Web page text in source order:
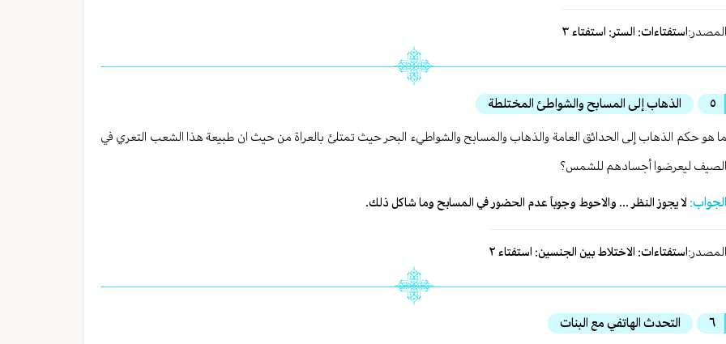
المصدر:استفتاءات: الستر: استفتاء ٣
٥ الذهاب إلى المسابح والشواطئ المختلطة
ما هو حكم الذهاب إلى الحدائق العامة والذهاب والمسابح والشواطيء البحر حيث تمتلئ بالعراة من حيث ان طبيعة هذا الشعب التعري في
الصيف ليعرضوا أجسادهم للشمس؟
الجواب: لا يجوز النظر ... والاحوط وجوباً عدم الحضور في المسابح وما شاكل ذلك.
المصدر:استفتاءات: الاختلاط بين الجنسين: استفتاء ٢
٦ التحدث الهاتفي مع البنات